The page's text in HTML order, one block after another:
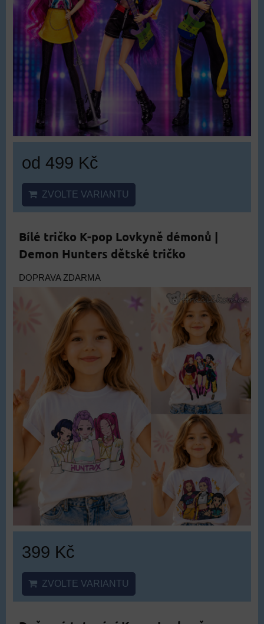
od 499 Kč
ZVOLTE VARIANTU
Bílé tričko K-pop Lovkyně démonů |
Demon Hunters dětské tričko
DOPRAVA ZDARMA
399 Kč
ZVOLTE VARIANTU